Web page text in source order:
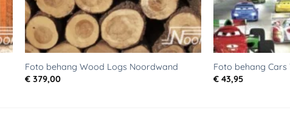
Foto behang Wood Logs Noordwand
€379,00
Foto behang Cars
€43,95